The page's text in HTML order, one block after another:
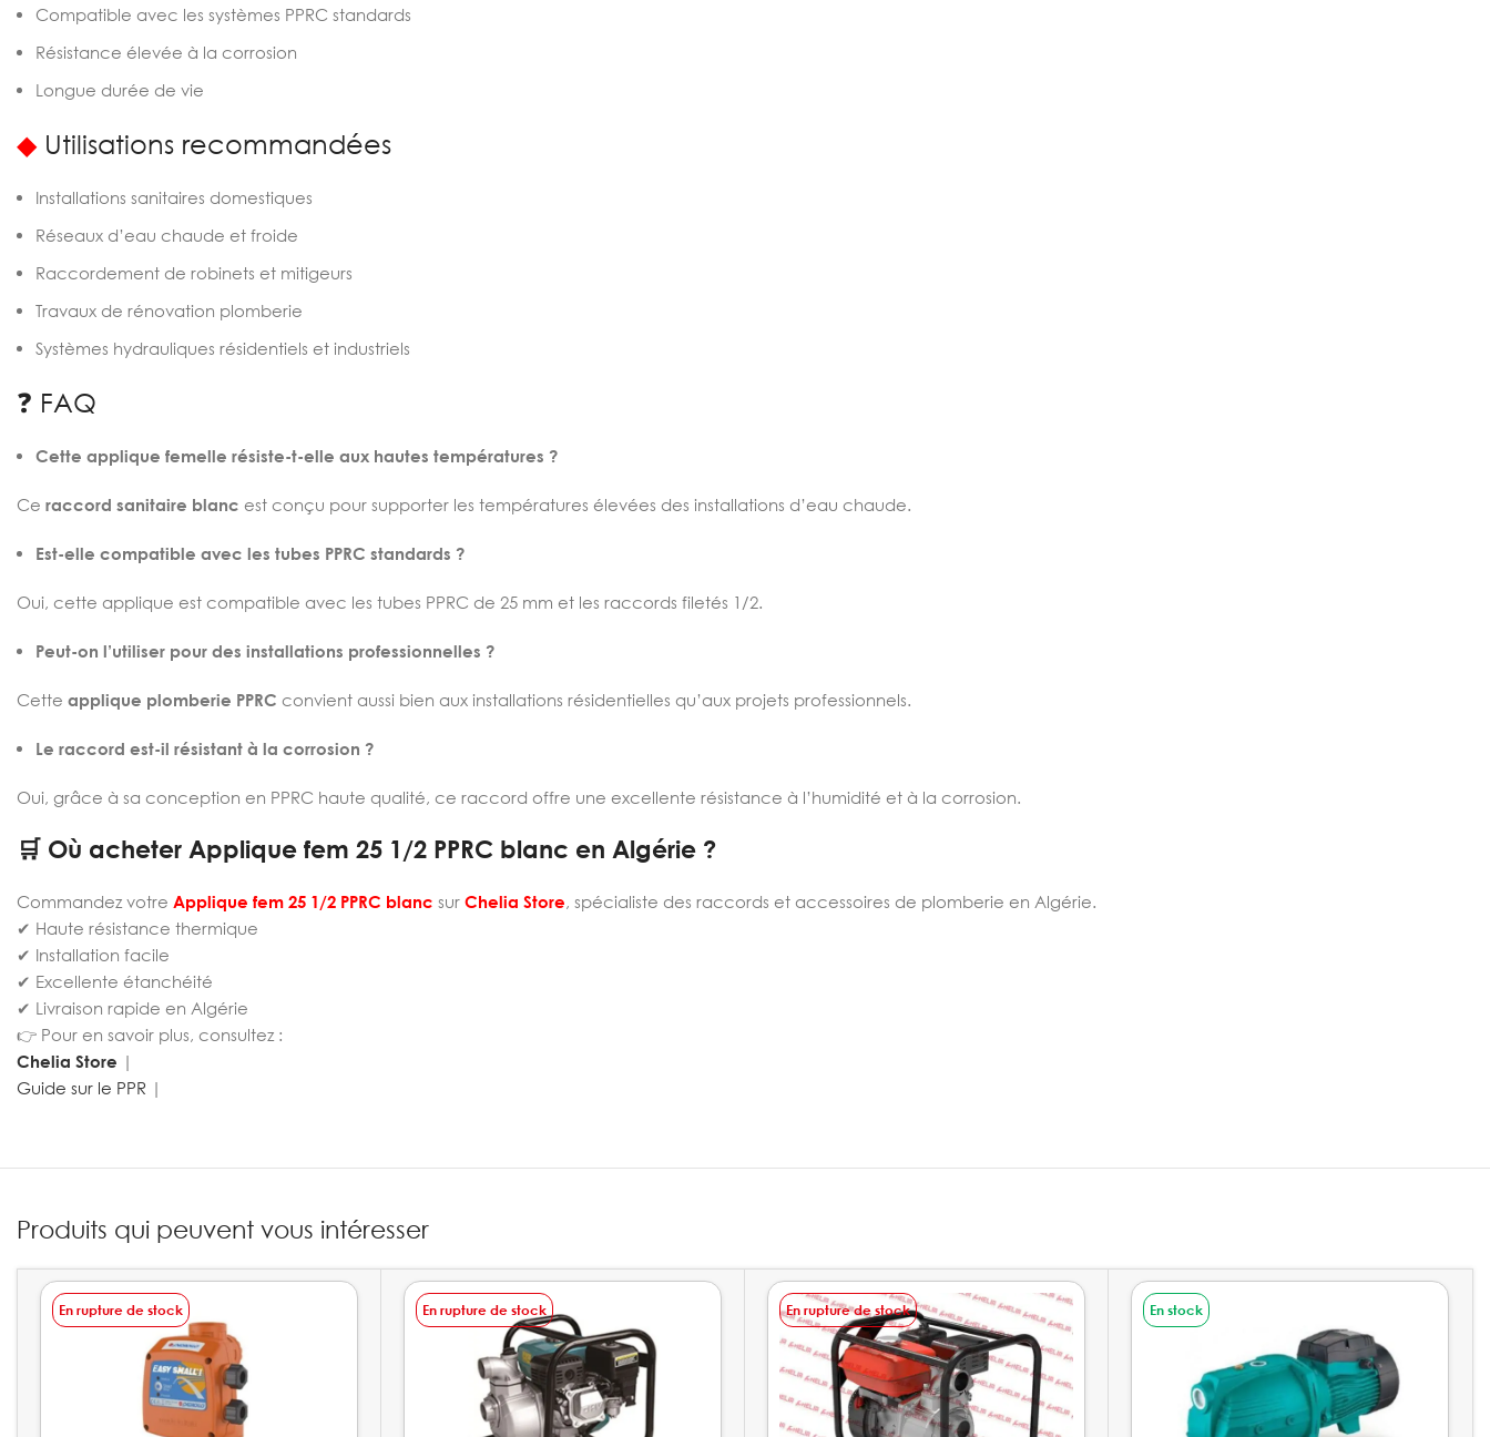
Compatible avec les systèmes PPRC standards
Résistance élevée à la corrosion
Longue durée de vie
◆Utilisations recommandées
Installations sanitaires domestiques
Réseaux d’eau chaude et froide
Raccordement de robinets et mitigeurs
Travaux de rénovation plomberie
Systèmes hydrauliques résidentiels et industriels
❓ FAQ
Cette applique femelle résiste-t-elle aux hautes températures ?
Ce raccord sanitaire blanc est conçu pour supporter les températures élevées des installations d’eau chaude.
Est-elle compatible avec les tubes PPRC standards ?
Oui, cette applique est compatible avec les tubes PPRC de 25 mm et les raccords filetés 1/2.
Peut-on l’utiliser pour des installations professionnelles ?
Cette applique plomberie PPRC convient aussi bien aux installations résidentielles qu’aux projets professionnels.
Le raccord est-il résistant à la corrosion ?
Oui, grâce à sa conception en PPRC haute qualité, ce raccord offre une excellente résistance à l’humidité et à la corrosion.
🛒 Où acheter Applique fem 25 1/2 PPRC blanc en Algérie ?
Commandez votre Applique fem 25 1/2 PPRC blanc sur Chelia Store, spécialiste des raccords et accessoires de plomberie en Algérie.
✔ Haute résistance thermique
✔ Installation facile
✔ Excellente étanchéité
✔ Livraison rapide en Algérie
👉 Pour en savoir plus, consultez :
Chelia Store |
Guide sur le PPR |
Produits qui peuvent vous intéresser
En rupture de stock En rupture de stock En rupture de stock En stock